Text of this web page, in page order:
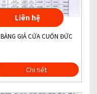
Liên hệ
BẢNG GIÁ CỬA CUỐN ĐỨC
Chi tiết